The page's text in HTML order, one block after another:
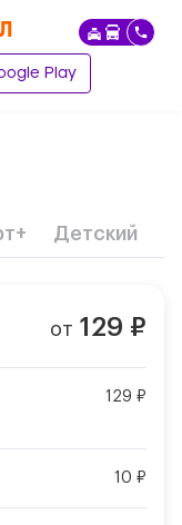
Play
Детский
от 129 ₽
129 ₽
10 ₽